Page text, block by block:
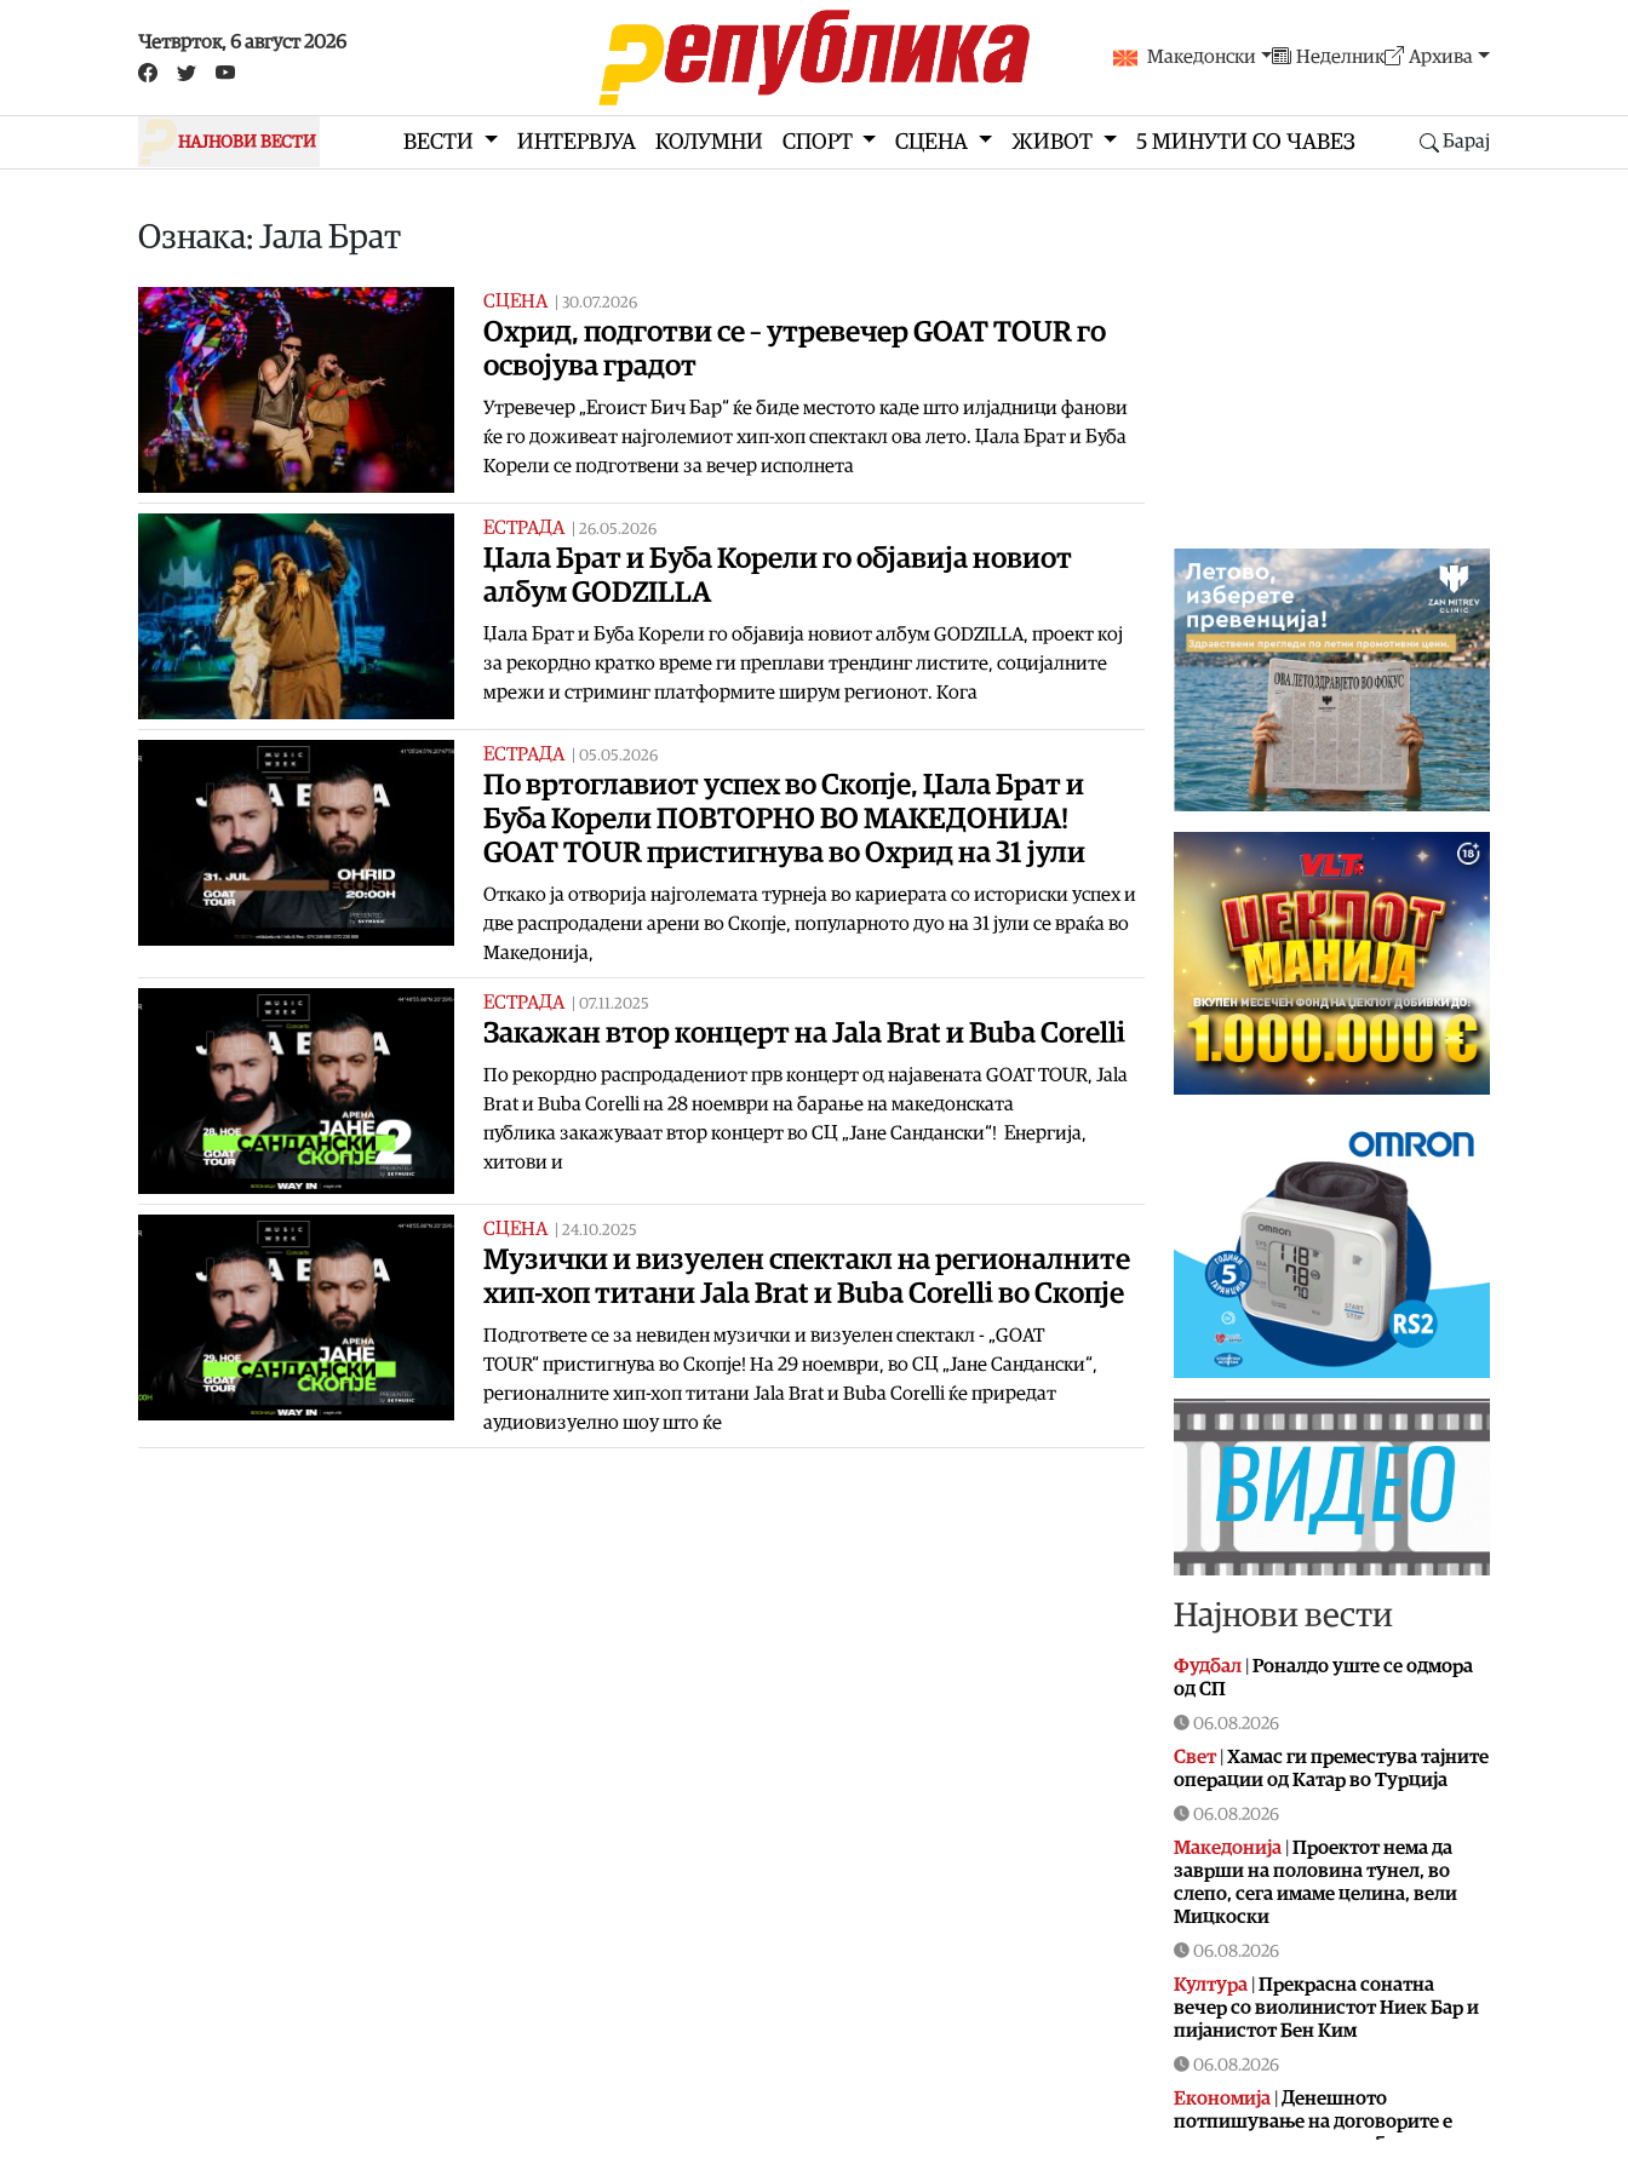
Четврток, 6 август 2026
Македонски Неделник Архива
НАЈНОВИ ВЕСТИ ВЕСТИ ИНТЕРВЈУА КОЛУМНИ СПОРТ СЦЕНА ЖИВОТ 5 МИНУТИ СО ЧАВЕЗ Барај
Ознака: Јала Брат
СЦЕНА | 30.07.2026
Охрид, подготви се – утревечер GOAT TOUR го
освојува градот
Утревечер „Егоист Бич Бар“ ќе биде местото каде што илјадници фанови
ќе го доживеат најголемиот хип-хоп спектакл ова лето. Џала Брат и Буба
Корели се подготвени за вечер исполнета
ЕСТРАДА | 26.05.2026
Џала Брат и Буба Корели го објавија новиот
албум GODZILLA
Џала Брат и Буба Корели го објавија новиот албум GODZILLA, проект кој
за рекордно кратко време ги преплави трендинг листите, социјалните
мрежи и стриминг платформите ширум регионот. Кога
ЕСТРАДА | 05.05.2026
По вртоглавиот успех во Скопје, Џала Брат и
Буба Корели ПОВТОРНО ВО МАКЕДОНИЈА!
GOAT TOUR пристигнува во Охрид на 31 јули
Откако ја отворија најголемата турнеја во кариерата со историски успех и
две распродадени арени во Скопје, популарното дуо на 31 јули се враќа во
Македонија,
ЕСТРАДА | 07.11.2025
Закажан втор концерт на Jala Brat и Buba Corelli
По рекордно распродадениот прв концерт од најавената GOAT TOUR, Jala
Brat и Buba Corelli на 28 ноември на барање на македонската
публика закажуваат втор концерт во СЦ „Јане Сандански“! Енергија,
хитови и
СЦЕНА | 24.10.2025
Музички и визуелен спектакл на регионалните
хип-хоп титани Jala Brat и Buba Corelli во Скопје
Подгответе се за невиден музички и визуелен спектакл - „GOAT
TOUR“ пристигнува во Скопје! На 29 ноември, во СЦ „Јане Сандански“,
регионалните хип-хоп титани Jala Brat и Buba Corelli ќе приредат
аудиовизуелно шоу што ќе
Најнови вести
Фудбал | Роналдо уште се одмoра
од СП
06.08.2026
Свет| Хамас ги преместува тајните
операции од Катар во Турција
06.08.2026
Македонија | Проектот нема да
заврши на половина тунел, во
слепо, сега имаме целина, вели
Мицкоски
06.08.2026
Култура | Прекрасна сонатна
вечер со виолинистот Ниек Бар и
пијанистот Бен Ким
06.08.2026
Економија | Денешното
потпишување на договорите е
силен сигнал за довербата што